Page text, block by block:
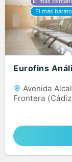
Eurofins
Avenida
Frontera